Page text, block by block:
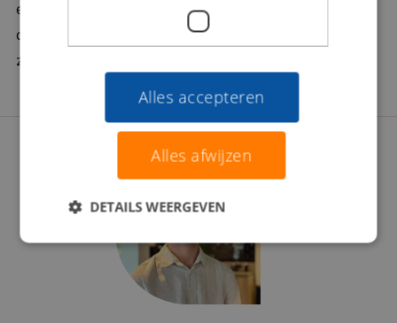
een zinvolle carrièrestap te laten zetten. Daarom
doorgronden we jou én de werkgever stevig: Wat
zoeken jullie écht? Zijn jullie voor elkaar gemaakt?
Alles accepteren
Alles afwijzen
DETAILS WEERGEVEN